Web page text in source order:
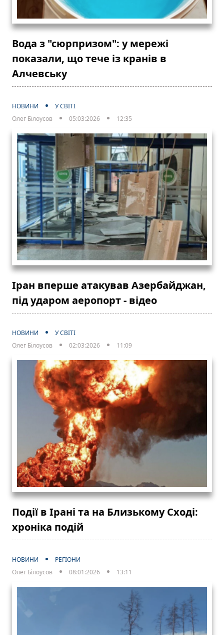
Вода з "сюрпризом": у мережі
показали, що тече із кранів в
Алчевську
НОВИНИ
У СВІТІ
Олег Білоусов
05:03:2026 12:35
Іран вперше атакував Азербайджан,
під ударом аеропорт - відео
НОВИНИ
У СВІТІ
Олег Білоусов
02:03:2026 11:09
Події в Ірані та на Близькому Сході:
хроніка подій
НОВИНИ
РЕГІОНИ
Олег Білоусов
08:01:2026 13:11